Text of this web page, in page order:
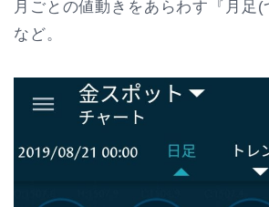
月ごとの値動きをあらわす『月足
など。